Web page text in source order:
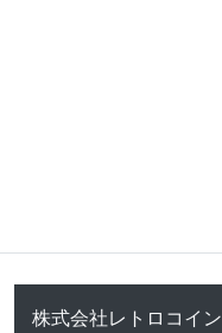
株式会社レトロコイン